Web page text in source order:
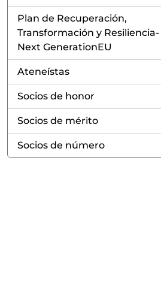
Plan de Recuperación,
Transformación y Resiliencia-
Next GenerationEU
, 35 resultados
Ateneístas
, 5 resultados
Socios de honor
, 1 resultados
Socios de mérito
, 1 resultados
Socios de número
, 1 resultados